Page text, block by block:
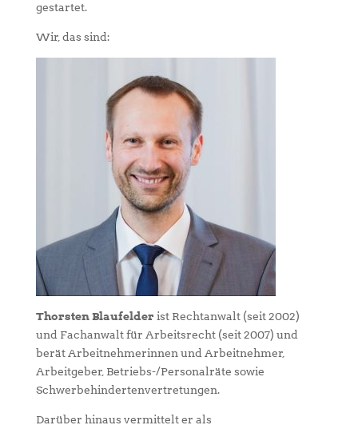
gestartet.
Wir, das sind:
Thorsten Blaufelder ist Rechtanwalt (seit 2002)
und Fachanwalt für Arbeitsrecht (seit 2007) und
berät Arbeitnehmerinnen und Arbeitnehmer,
Arbeitgeber, Betriebs-/Personalräte sowie
Schwerbehindertenvertretungen.
Darüber hinaus vermittelt er als